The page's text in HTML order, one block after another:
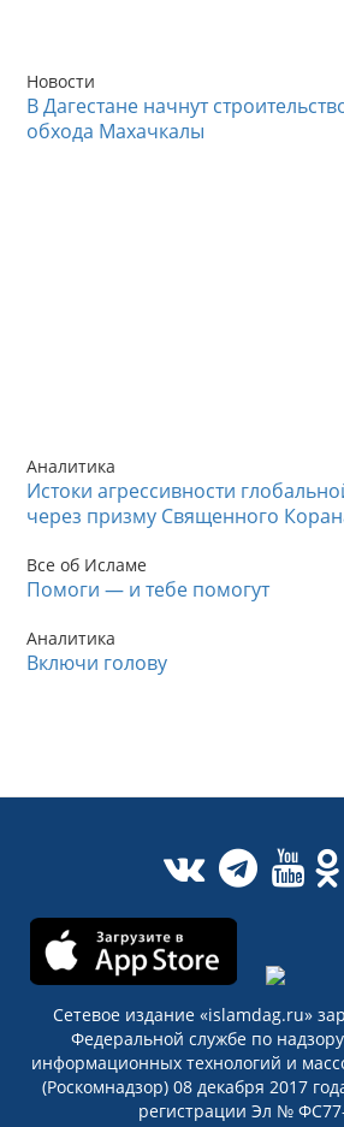
Новости
В Дагестане начнут
обхода Махачкалы
Аналитика
Истоки агрессивности
через призму Священного
Все об Исламе
Помоги — и тебе помогут
Аналитика
Включи голову
Сетевое издание «islamdag.ru»
Федеральной службе по
информационных технологий и
(Роскомнадзор) 08 декабря 2017
регистрации Эл №